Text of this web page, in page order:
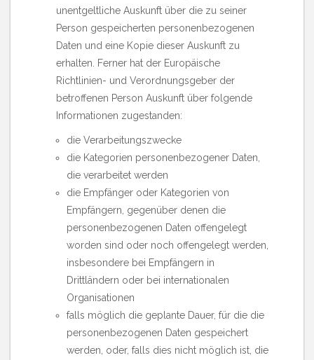
unentgeltliche Auskunft über die zu seiner
Person gespeicherten personenbezogenen
Daten und eine Kopie dieser Auskunft zu
erhalten. Ferner hat der Europäische
Richtlinien- und Verordnungsgeber der
betroffenen Person Auskunft über folgende
Informationen zugestanden:
die Verarbeitungszwecke
die Kategorien personenbezogener Daten,
die verarbeitet werden
die Empfänger oder Kategorien von
Empfängern, gegenüber denen die
personenbezogenen Daten offengelegt
worden sind oder noch offengelegt werden,
insbesondere bei Empfängern in
Drittländern oder bei internationalen
Organisationen
falls möglich die geplante Dauer, für die die
personenbezogenen Daten gespeichert
werden, oder, falls dies nicht möglich ist, die